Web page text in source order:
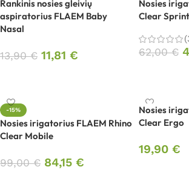
Rankinis nosies gleivių
aspiratorius FLAEM Baby
Nasal
13,90€ 11,81 €
Nosies
Clear Sprint
62,00€
-15%
Nosies irigatorius FLAEM Rhino
Clear Mobile
99,00€ 84,15 €
Nosies
Clear Ergo
19,90 €